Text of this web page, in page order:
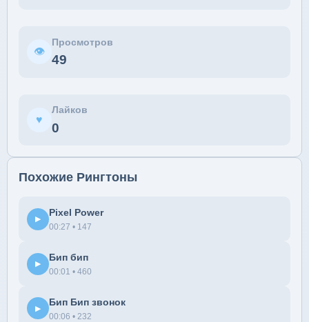
👁
Просмотров
49
♥
Лайков
0
Похожие Рингтоны
▶
Pixel Power
00:27 • 147
▶
Бип бип
00:01 • 460
▶
Бип Бип звонок
00:06 • 232